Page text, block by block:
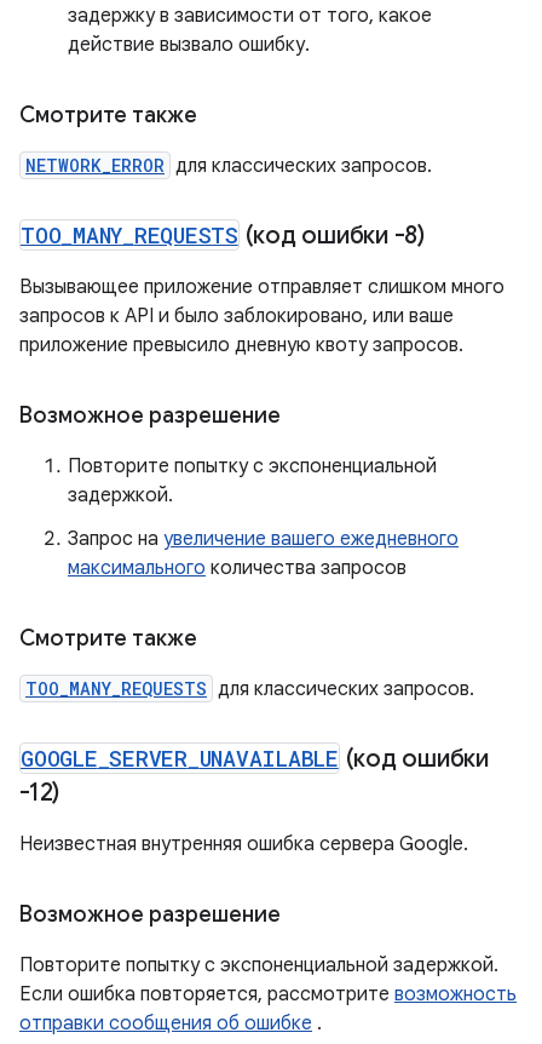
задержку в зависимости от того, какое
действие вызвало ошибку.
Смотрите также
NETWORK_ERROR для классических запросов.
TOO MANY REQUESTS (код ошибки -8)
Вызывающее приложение отправляет слишком много
запросов к API и было заблокировано, или ваше
приложение превысило дневную квоту запросов.
Возможное разрешение
Повторите попытку с экспоненциальной
задержкой.
Запрос на увеличение вашего ежедневного
максимального количества запросов
Смотрите также
TOO_MANY_REQUESTS для классических запросов.
GOOGLE _SERVER_ UNAVAILABLE (код ошибки
-12)
Неизвестная внутренняя ошибка сервера Google.
Возможное разрешение
Повторите попытку с экспоненциальной задержкой.
Если ошибка повторяется, рассмотрите возможность
отправки сообщения об ошибке .